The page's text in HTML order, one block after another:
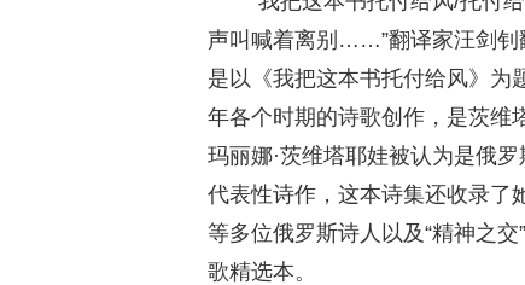
声叫喊着离别……”翻译家汪剑钊
是以《我把这本书托付给风》为
年各个时期的诗歌创作，是茨维
玛丽娜·茨维塔耶娃被认为是俄
代表性诗作，这本诗集还收录了
等多位俄罗斯诗人以及“精神之
歌精选本。